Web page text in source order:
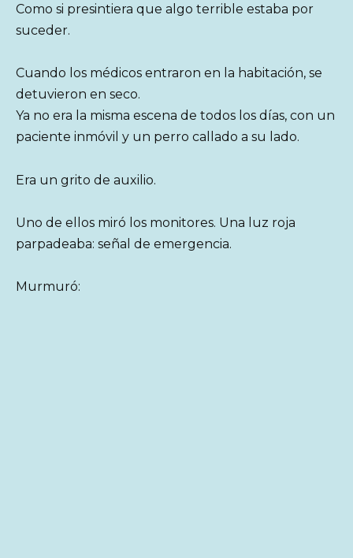
Como si presintiera que algo terrible estaba por
suceder.
Cuando los médicos entraron en la habitación, se
detuvieron en seco.
Ya no era la misma escena de todos los días, con un
paciente inmóvil y un perro callado a su lado.
Era un grito de auxilio.
Uno de ellos miró los monitores. Una luz roja
parpadeaba: señal de emergencia.
Murmuró: